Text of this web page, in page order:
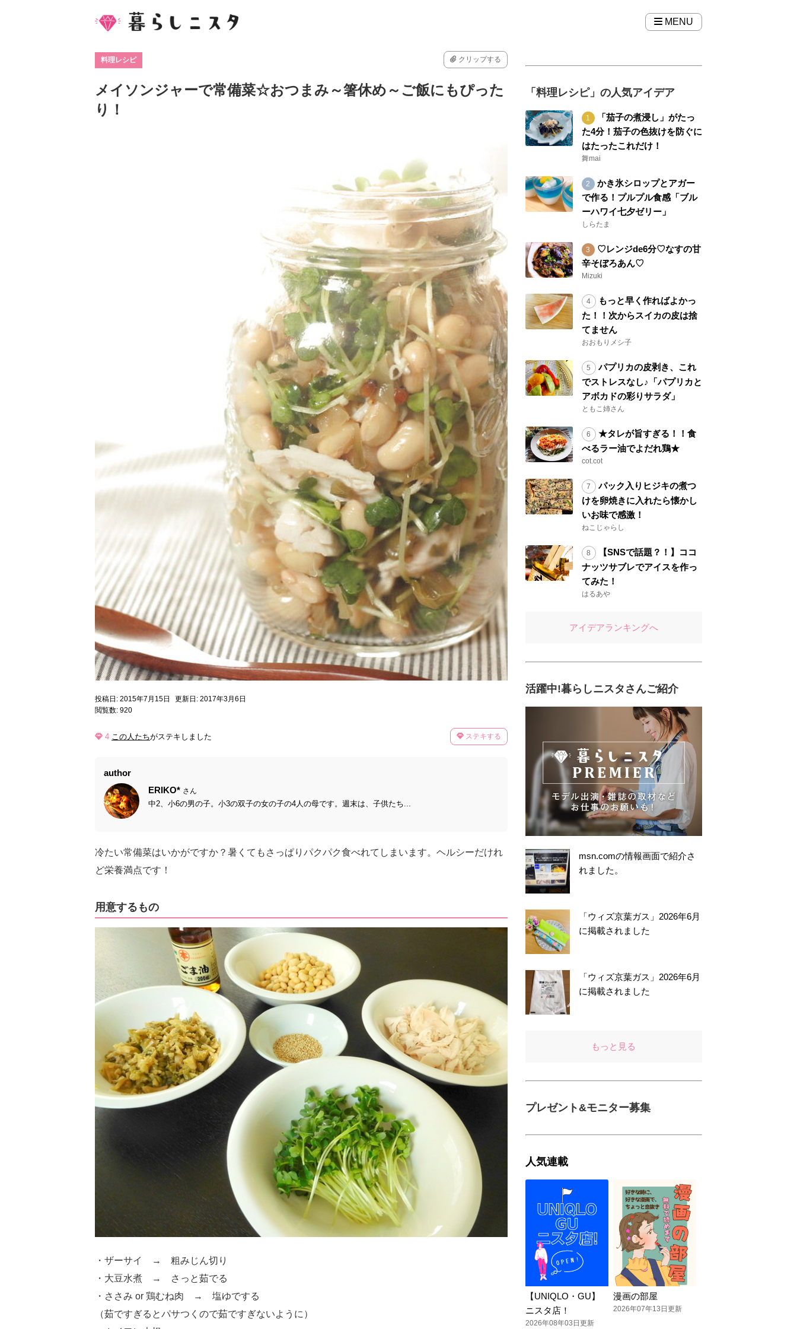
MENU
料理レシピ クリップする
メイソンジャーで常備菜☆おつまみ～箸休め～ご飯にもぴった
り！
投稿日: 2015年7月15日
更新日: 2017年3月6日
閲覧数: 920
4 この人たちがステキしました ステキする
author
ERIKO* さん
中2、小6の男の子。小3の双子の女の子の4人の母です。週末は、子供たち...
冷たい常備菜はいかがですか？暑くてもさっぱりパクパク食べれてしまいます。ヘルシーだけれ
ど栄養満点です！
用意するもの
・ザーサイ → 粗みじん切り
・大豆水煮 → さっと茹でる
・ささみ or 鶏むね肉 → 塩ゆでする
（茹ですぎるとパサつくので茹ですぎないように）
「料理レシピ」の人気アイデア
「茄子の煮浸し」がたっ
た4分！茄子の色抜けを防ぐに
はたったこれだけ！
舞mai
かき氷シロップとアガー
で作る！プルプル食感「ブル
ーハワイ七夕ゼリー」
しらたま
♡レンジde6分♡なすの甘
辛そぼろあん♡
Mizuki
もっと早く作ればよかっ
た！！次からスイカの皮は捨
てません
おおもりメシ子
パプリカの皮剥き、これ
でストレスなし♪「パプリカと
アボカドの彩りサラダ」
ともこ姉さん
★タレが旨すぎる！！食
べるラー油でよだれ鶏★
cot.cot
パック入りヒジキの煮つ
けを卵焼きに入れたら懐かし
いお味で感激！
ねこじゃらし
【SNSで話題？！】ココ
ナッツサブレでアイスを作っ
てみた！
はるあや
アイデアランキングへ
活躍中!暮らしニスタさんご紹介
msn.comの情報画面で紹介さ
れました。
「ウィズ京葉ガス」2026年6月
に掲載されました
「ウィズ京葉ガス」2026年6月
に掲載されました
もっと見る
プレゼント&モニター募集
人気連載
【UNIQLO・GU】
ニスタ店！
2026年08年03日更新
漫画の部屋
2026年07年13日更新